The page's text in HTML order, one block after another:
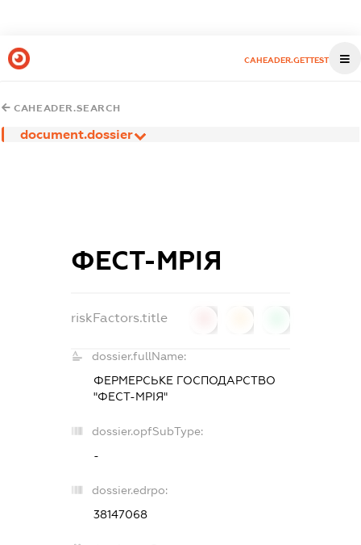
CAHEADER.GETTEST
CAHEADER.SEARCH
document.dossier
ФЕСТ-МРІЯ
riskFactors.title
dossier.fullName:
ФЕРМЕРСЬКЕ ГОСПОДАРСТВО
"ФЕСТ-МРІЯ"
dossier.opfSubType:
-
dossier.edrpo:
38147068